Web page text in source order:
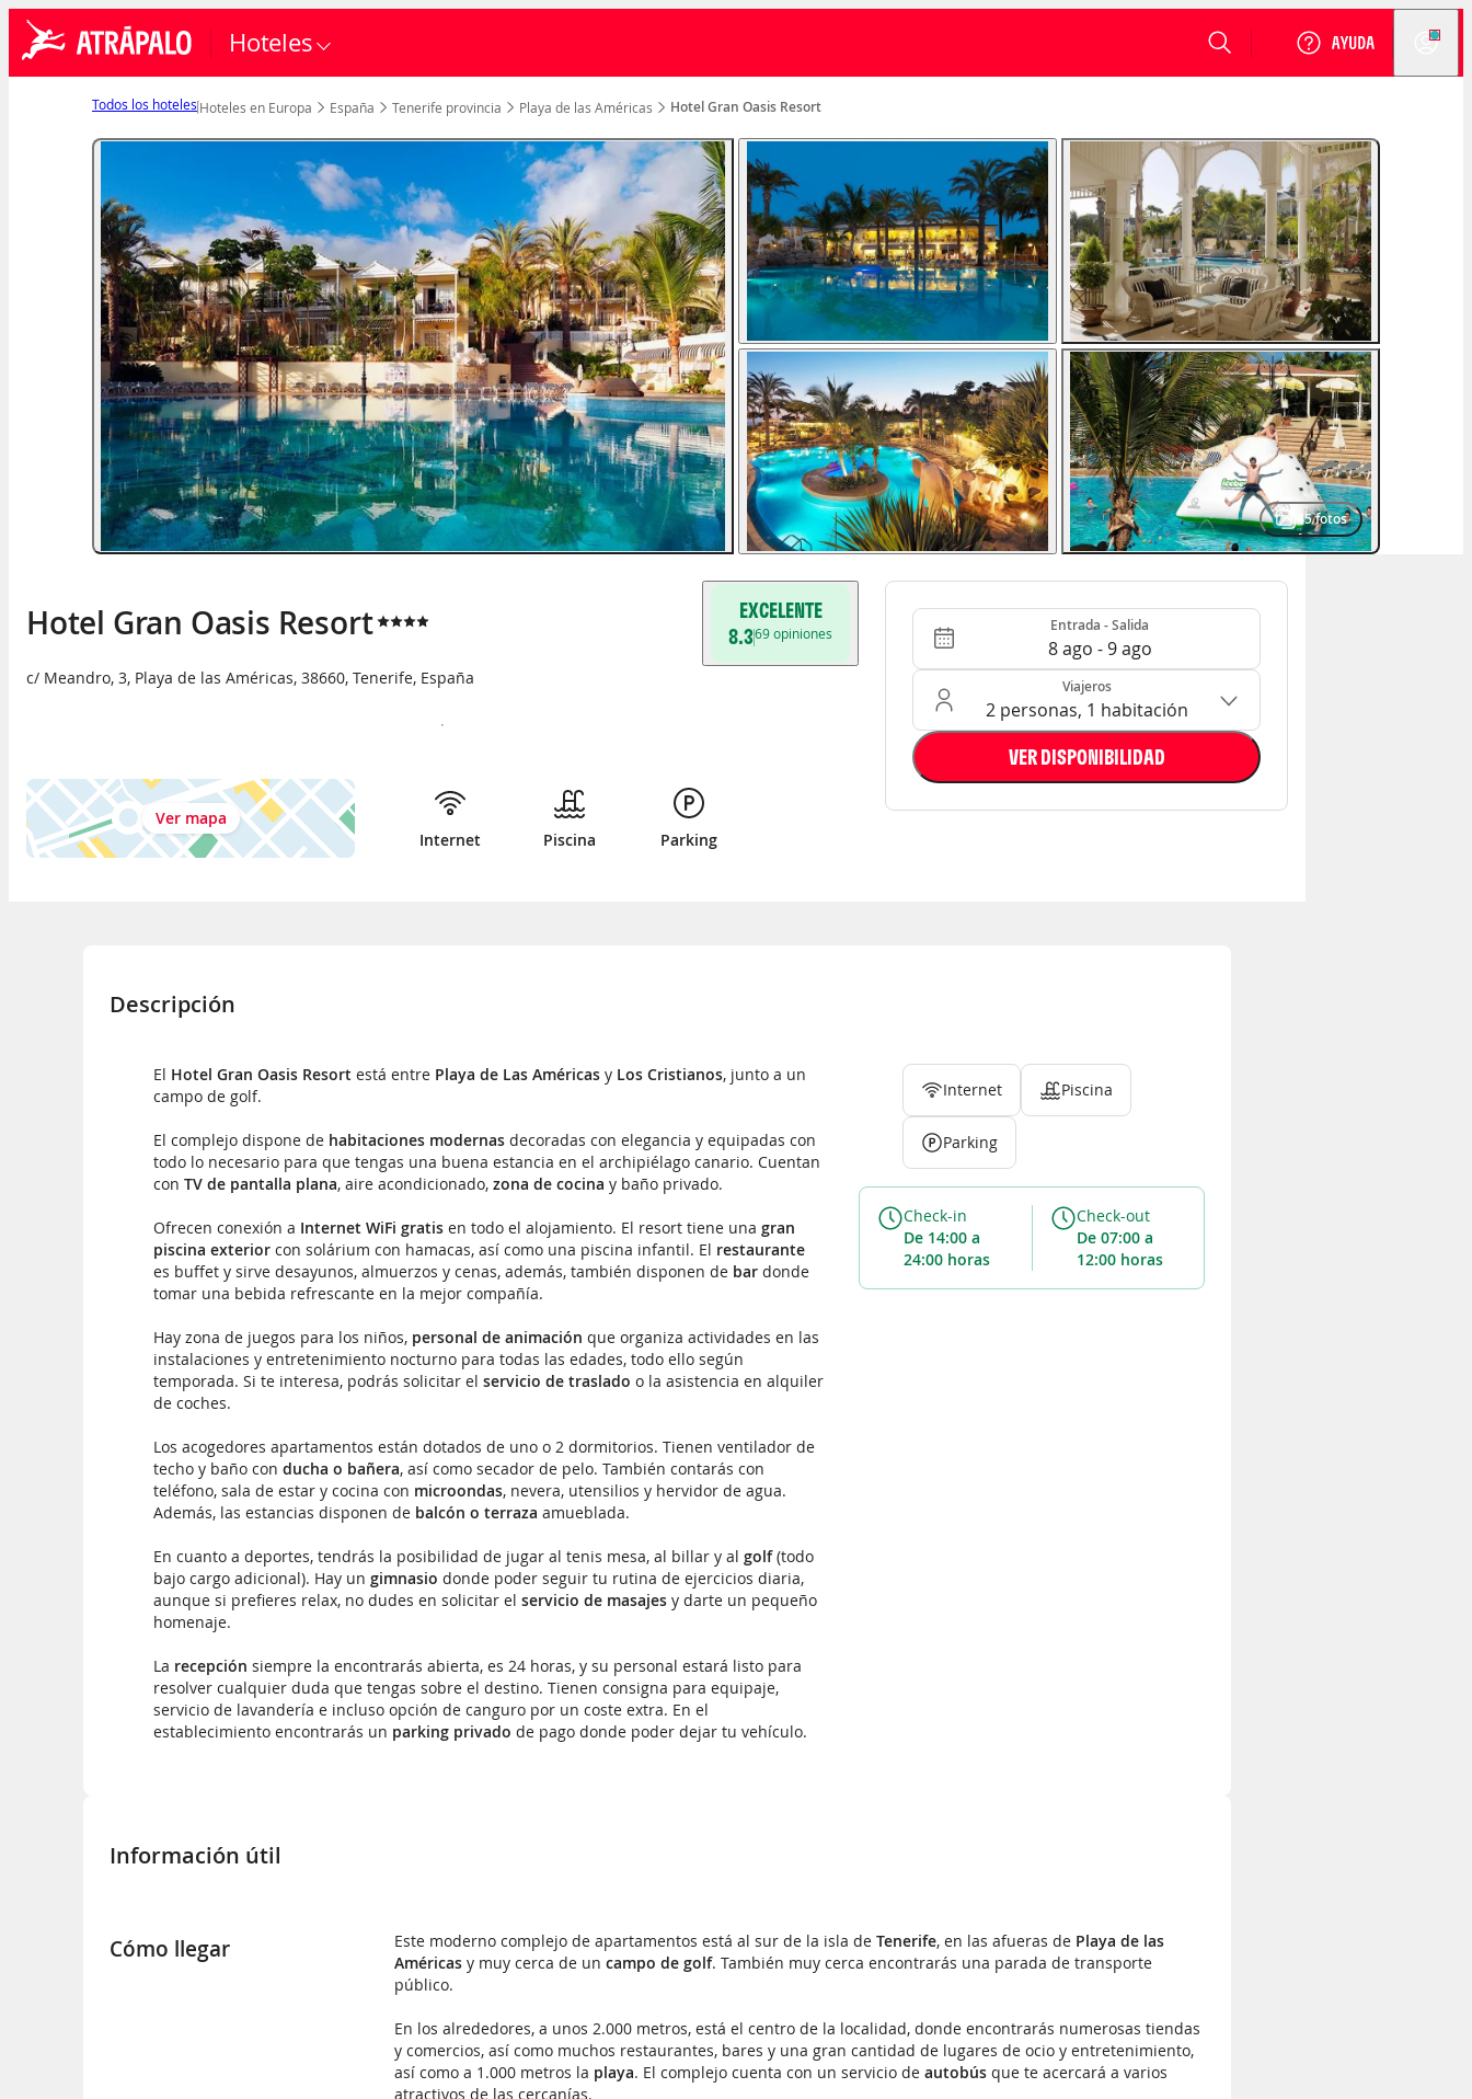
Hoteles
VER DISPONIBILIDAD
Todos los hoteles Hoteles en Europa España Tenerife provincia Playa de las Américas Hotel Gran Oasis Resort
45fotos
Hotel Gran Oasis Resort
c/ Meandro, 3, Playa de las Américas, 38660, Tenerife, España
EXCELENTE
8.369 opiniones
Ver mapa
Internet
Piscina Parking
Entrada - Salida Entrada - Salida
8 ago - 9 ago
Ocupación: 2 personas, 1 habitación
Viajeros
2 personas, 1 habitación
VER DISPONIBILIDAD
Descripción
El Hotel Gran Oasis Resort está entre Playa de Las Américas y Los Cristianos, junto a un
campo de golf.
El complejo dispone de habitaciones modernas decoradas con elegancia y equipadas con
todo lo necesario para que tengas una buena estancia en el archipiélago canario. Cuentan
con TV de pantalla plana, aire acondicionado, zona de cocina y baño privado.
Ofrecen conexión a Internet WiFi gratis en todo el alojamiento. El resort tiene una gran
piscina exterior con solárium con hamacas, así como una piscina infantil. El restaurante
es buffet y sirve desayunos, almuerzos y cenas, además, también disponen de bar donde
tomar una bebida refrescante en la mejor compañía.
Hay zona de juegos para los niños, personal de animación que organiza actividades en las
instalaciones y entretenimiento nocturno para todas las edades, todo ello según
temporada. Si te interesa, podrás solicitar el servicio de traslado o la asistencia en alquiler
de coches.
Los acogedores apartamentos están dotados de uno o 2 dormitorios. Tienen ventilador de
techo y baño con ducha o bañera, así como secador de pelo. También contarás con
teléfono, sala de estar y cocina con microondas, nevera, utensilios y hervidor de agua.
Además, las estancias disponen de balcón o terraza amueblada.
En cuanto a deportes, tendrás la posibilidad de jugar al tenis mesa, al billar y al golf(todo
bajo cargo adicional). Hay un gimnasio donde poder seguir tu rutina de ejercicios diaria,
aunque si prefieres relax, no dudes en solicitar el servicio de masajes y darte un pequeño
homenaje.
La recepción siempre la encontrarás abierta, es 24 horas, y su personal estará listo para
resolver cualquier duda que tengas sobre el destino. Tienen consigna para equipaje,
servicio de lavandería e incluso opción de canguro por un coste extra. En el
establecimiento encontrarás un parking privado de pago donde poder dejar tu vehículo.
Internet Piscina
Parking
Check-in
de 14:00 a
24:00 horas
Check-out
de 07:00 a
12:00 horas
Información útil
Cómo llegar Este moderno complejo de apartamentos está al sur de la isla de Tenerife, en las afueras de Playa de las
Américas y muy cerca de un campo de golf. También muy cerca encontrarás una parada de transporte
público.
En los alrededores, a unos 2.000 metros, está el centro de la localidad, donde encontrarás numerosas tiendas
y comercios, así como muchos restaurantes, bares y una gran cantidad de lugares de ocio y entretenimiento,
así como a 1.000 metros la playa. El complejo cuenta con un servicio de autobús que te acercará a varios
atractivos de las cercanías.